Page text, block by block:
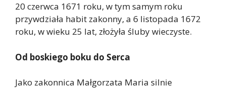
20 czerwca 1671 roku, w tym samym roku
przywdziała habit zakonny, a 6 listopada 1672
roku, w wieku 25 lat, złożyła śluby wieczyste.
Od boskiego boku do Serca
Jako zakonnica Małgorzata Maria silnie